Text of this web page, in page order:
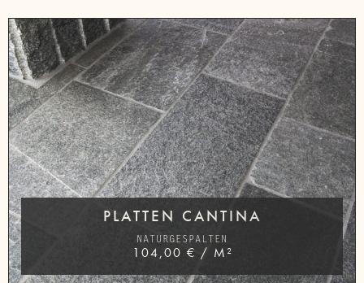
PLATTEN CANTINA
NATURGESPALTEN
104,00€ / M²